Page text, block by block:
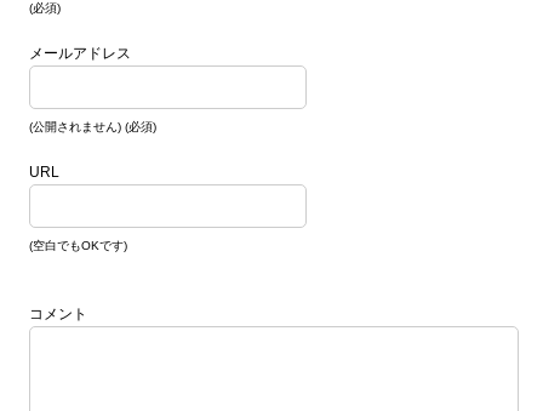
(必須)
メールアドレス
(公開されません) (必須)
URL
(空白でもOKです)
コメント